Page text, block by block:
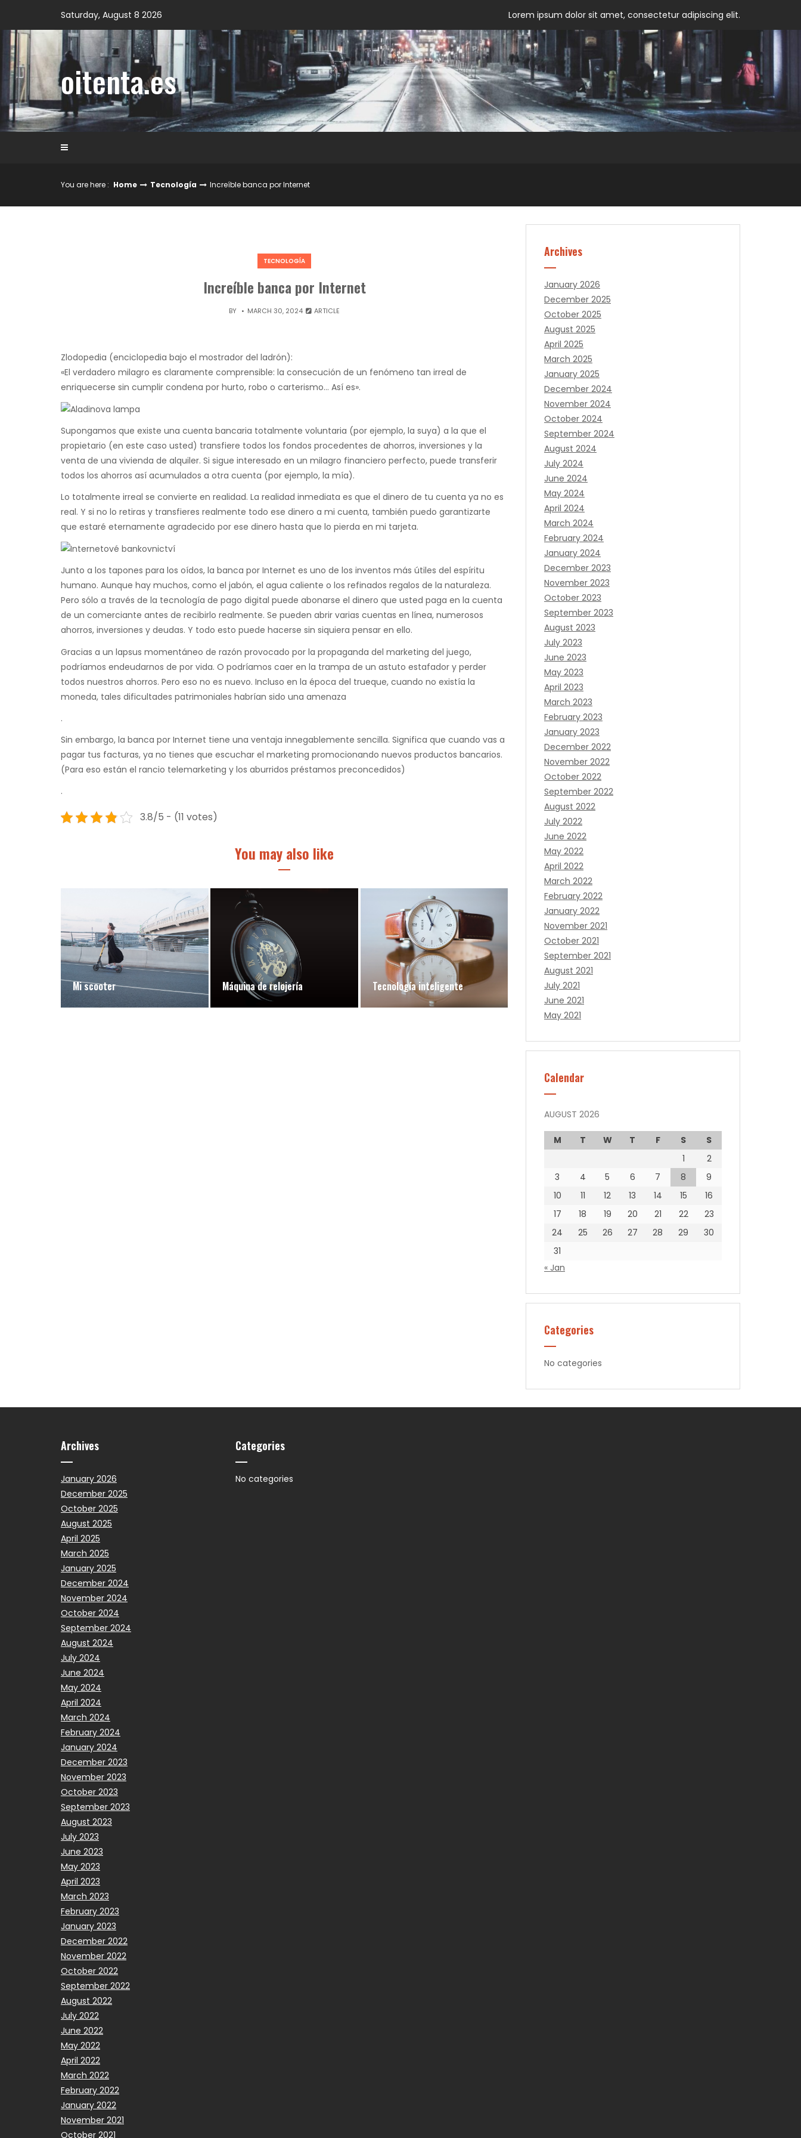
content
Saturday, August 8 2026 Lorem ipsum dolor sit amet, consectetur adipiscing elit.
oitenta.es
You are here : Home Tecnología Increíble banca por Internet
TECNOLOGÍA
Increíble banca por Internet
BY MARCH 30, 2024 ARTICLE
Zlodopedia (enciclopedia bajo el mostrador del ladrón):
«El verdadero milagro es claramente comprensible: la consecución de un fenómeno tan irreal de
enriquecerse sin cumplir condena por hurto, robo o carterismo… Así es».
Supongamos que existe una cuenta bancaria totalmente voluntaria (por ejemplo, la suya) a la que el
propietario (en este caso usted) transfiere todos los fondos procedentes de ahorros, inversiones y la
venta de una vivienda de alquiler. Si sigue interesado en un milagro financiero perfecto, puede transferir
todos los ahorros así acumulados a otra cuenta (por ejemplo, la mía).
Lo totalmente irreal se convierte en realidad. La realidad inmediata es que el dinero de tu cuenta ya no es
real. Y si no lo retiras y transfieres realmente todo ese dinero a mi cuenta, también puedo garantizarte
que estaré eternamente agradecido por ese dinero hasta que lo pierda en mi tarjeta.
Junto a los tapones para los oídos, la banca por Internet es uno de los inventos más útiles del espíritu
humano. Aunque hay muchos, como el jabón, el agua caliente o los refinados regalos de la naturaleza.
Pero sólo a través de la tecnología de pago digital puede abonarse el dinero que usted paga en la cuenta
de un comerciante antes de recibirlo realmente. Se pueden abrir varias cuentas en línea, numerosos
ahorros, inversiones y deudas. Y todo esto puede hacerse sin siquiera pensar en ello.
Gracias a un lapsus momentáneo de razón provocado por la propaganda del marketing del juego,
podríamos endeudarnos de por vida. O podríamos caer en la trampa de un astuto estafador y perder
todos nuestros ahorros. Pero eso no es nuevo. Incluso en la época del trueque, cuando no existía la
moneda, tales dificultades patrimoniales habrían sido una amenaza
.
Sin embargo, la banca por Internet tiene una ventaja innegablemente sencilla. Significa que cuando vas a
pagar tus facturas, ya no tienes que escuchar el marketing promocionando nuevos productos bancarios.
(Para eso están el rancio telemarketing y los aburridos préstamos preconcedidos)
.
3.8/5 - (11 votes)
You may also like
Mi scooter Máquina de relojería Tecnología inteligente
Archives
January 2026
December 2025
October 2025
August 2025
April 2025
March 2025
January 2025
December 2024
November 2024
October 2024
September 2024
August 2024
July 2024
June 2024
May 2024
April 2024
March 2024
February 2024
January 2024
December 2023
November 2023
October 2023
September 2023
August 2023
July 2023
June 2023
May 2023
April 2023
March 2023
February 2023
January 2023
December 2022
November 2022
October 2022
September 2022
August 2022
July 2022
June 2022
May 2022
April 2022
March 2022
February 2022
January 2022
November 2021
October 2021
September 2021
August 2021
July 2021
June 2021
May 2021
Calendar
AUGUST 2026
M T W T F S
S
1
2
3
4 5 6 7 8
9
10
11 12 13 14 15
16
17
18 19 20 21 22
23
24
25 26 27 28 29
30
31
« Jan
Categories
No categories
Archives
January 2026
December 2025
October 2025
August 2025
April 2025
March 2025
January 2025
December 2024
November 2024
October 2024
September 2024
August 2024
July 2024
June 2024
May 2024
April 2024
March 2024
February 2024
January 2024
December 2023
November 2023
October 2023
September 2023
August 2023
July 2023
June 2023
May 2023
April 2023
March 2023
February 2023
January 2023
December 2022
November 2022
October 2022
September 2022
August 2022
July 2022
June 2022
May 2022
April 2022
March 2022
February 2022
January 2022
November 2021
October 2021
Categories
No categories